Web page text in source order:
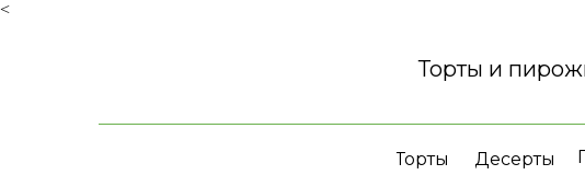
<
Торты
Торты и
Десерты